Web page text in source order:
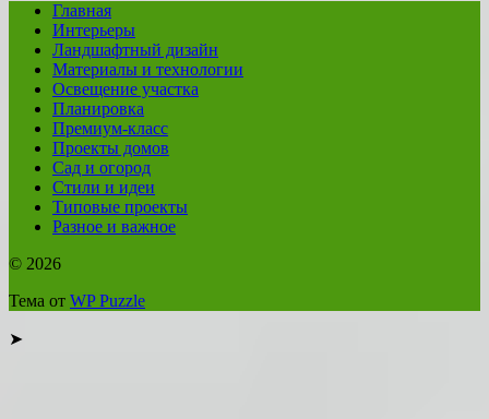
Главная
Интерьеры
Ландшафтный дизайн
Материалы и технологии
Освещение участка
Планировка
Премиум-класс
Проекты домов
Сад и огород
Стили и идеи
Типовые проекты
Разное и важное
© 2026
Тема от WP Puzzle
➤